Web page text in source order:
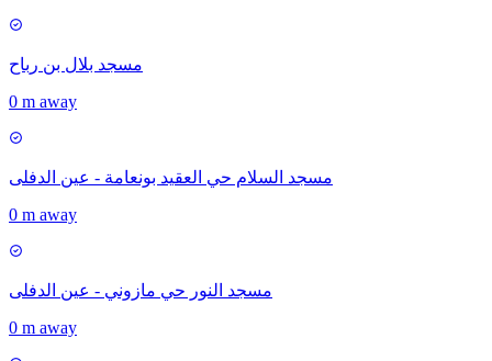
مسجد بلال بن رباح
0 m away
مسجد السلام حي العقيد بونعامة - عين الدفلى
0 m away
مسجد النور حي مازوني - عين الدفلى
0 m away